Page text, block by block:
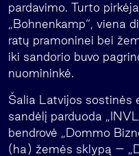
pardavimo. Turto
„Bohnenkamp“, viena
ratų pramoninei bei
iki sandorio buvo
nuomininkė.
Šalia Latvijos sostinės
sandėlį parduoda
bendrovė „Dommo
(ha) žemės sklypą –